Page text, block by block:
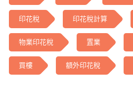
印花稅 印花稅計算
物業印花稅 置業
買樓 額外印花稅